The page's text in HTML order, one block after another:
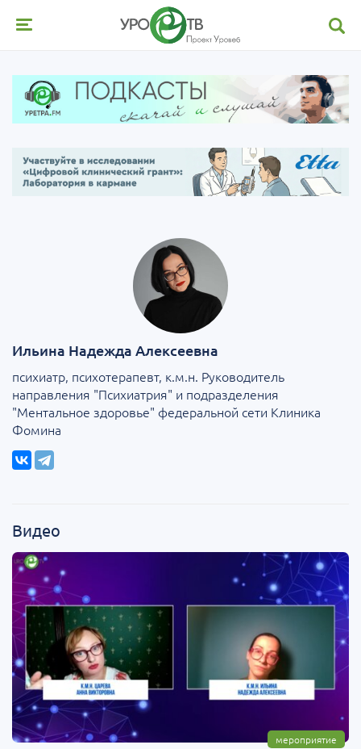
Ильина Надежда Алексеевна
психиатр, психотерапевт, к.м.н. Руководитель
направления "Психиатрия" и подразделения
"Ментальное здоровье" федеральной сети Клиника
Фомина
Видео
мероприятие